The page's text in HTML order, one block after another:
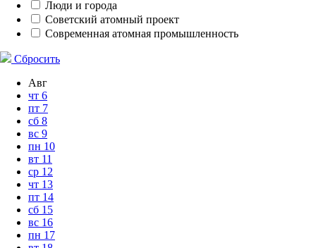
Люди и города
Советский атомный проект
Современная атомная промышленность
Сбросить
Авг
чт 6
пт 7
сб 8
вс 9
пн 10
вт 11
ср 12
чт 13
пт 14
сб 15
вс 16
пн 17